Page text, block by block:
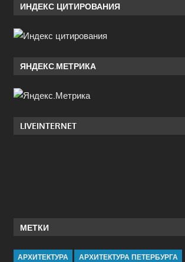
ИНДЕКС ЦИТИРОВАНИЯ
ЯНДЕКС.МЕТРИКА
LIVEINTERNET
МЕТКИ
АРХИТЕКТУРА
АРХИТЕКТУРА ПЕТЕРБУРГА